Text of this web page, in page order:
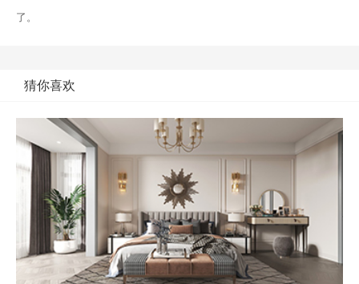
了。
猜你喜欢